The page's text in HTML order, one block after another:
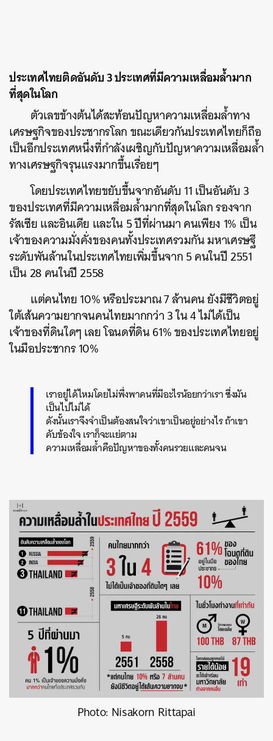
ประเทศไทยติดอันดับ 3 ประเทศที่มีความเหลื่อมล้ำมาก
ที่สุดในโลก
ตัวเลขข้างต้นได้สะท้อนปัญหาความเหลื่อมล้ำทาง
เศรษฐกิจของประชากรโลก ขณะเดียวกันประเทศไทยก็ถือ
เป็นอีกประเทศหนึ่งที่กำลังเผชิญกับปัญหาความเหลื่อมล้ำ
ทางเศรษฐกิจรุนแรงมากขึ้นเรื่อยๆ
โดยประเทศไทยขยับขึ้นจากอันดับ 11 เป็นอันดับ 3
ของประเทศที่มีความเหลื่อมล้ำมากที่สุดในโลก รองจาก
รัสเซีย และอินเดีย และใน 5 ปีที่ผ่านมา คนเพียง 1% เป็น
เจ้าของความมั่งคั่งของคนทั้งประเทศรวมกัน มหาเศรษฐี
ระดับพันล้านในประเทศไทยเพิ่มขึ้นจาก 5 คนในปี 2551
เป็น 28 คนในปี 2558
แต่คนไทย 10% หรือประมาณ 7 ล้านคน ยังมีชีวิตอยู่
ใต้เส้นความยากจนคนไทยมากกว่า 3 ใน 4 ไม่ได้เป็น
เจ้าของที่ดินใดๆ เลย โฉนดที่ดิน 61% ของประเทศไทยอยู่
ในมือประชากร 10%
เราอยู่ได้ไหมโดยไม่พึ่งพาคนที่มีอะไรน้อยกว่าเรา ซึ่งมัน
เป็นไปไม่ได้
ดังนั้นเราจึงจำเป็นต้องสนใจว่าเขาเป็นอยู่อย่างไร ถ้าเขา
คับข้องใจ เราก็จะแย่ตาม
ความเหลื่อมล้ำคือปัญหาของทั้งคนรวยและคนจน
Photo: Nisakorn Rittapai